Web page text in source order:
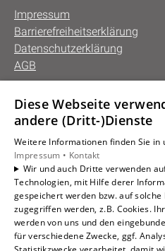
Impressum
Barrierefreiheitserklärung
Datenschutzerklärung
AGB
Unsere Bereiche
Gewerbekunden
Karriere
Unternehmen
Kontakt
Diese Webseite
andere (Dritt-)Dienste
Weitere Informationen finden Sie in
Impressum • Kontakt
Wir und auch Dritte verwenden
Technologien, mit Hilfe derer
gespeichert werden bzw. auf
zugegriffen werden, z.B. Cookies.
werden von uns und den
für verschiedene Zwecke, ggf.